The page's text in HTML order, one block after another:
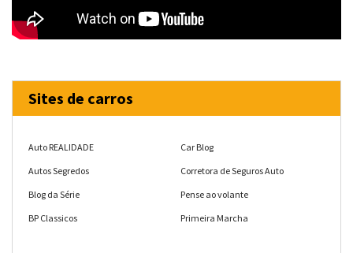
Sites de carros
Auto REALIDADE
Autos Segredos
Blog da Série
BP Classicos
Car Blog
Corretora de Seguros Auto
Pense ao volante
Primeira Marcha